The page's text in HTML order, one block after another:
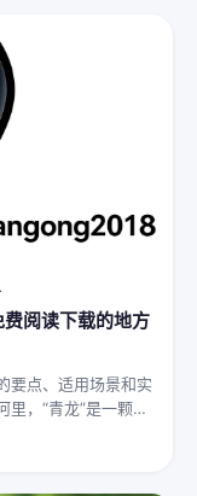
费阅读下载的地方
要点、适用场景和实
，“青龙”是一颗璀
灵”，雄踞东方，是